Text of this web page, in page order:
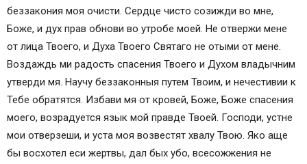
беззакония моя очисти. Сердце чисто созижди во мне,
Боже, и дух прав обнови во утробе моей. Не отвержи мене
от лица Твоего, и Духа Твоего Святаго не отыми от мене.
Воздаждь ми радость спасения Твоего и Духом владычним
утверди мя. Научу беззаконныя путем Твоим, и нечестивии к
Тебе обратятся. Избави мя от кровей, Боже, Боже спасения
моего, возрадуется язык мой правде Твоей. Господи, устне
мои отверзеши, и уста моя возвестят хвалу Твою. Яко аще
бы восхотел еси жертвы, дал бых убо, всесожжения не